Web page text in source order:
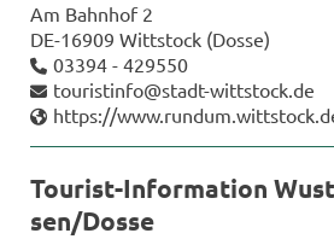
Am Bahn­hof 2
DE-​16909 Witt­stock (Dosse)
03394 - 429550
tou­rist­info@stadt-​wittstock.de
https://
Tourist-​Information
sen/Dosse